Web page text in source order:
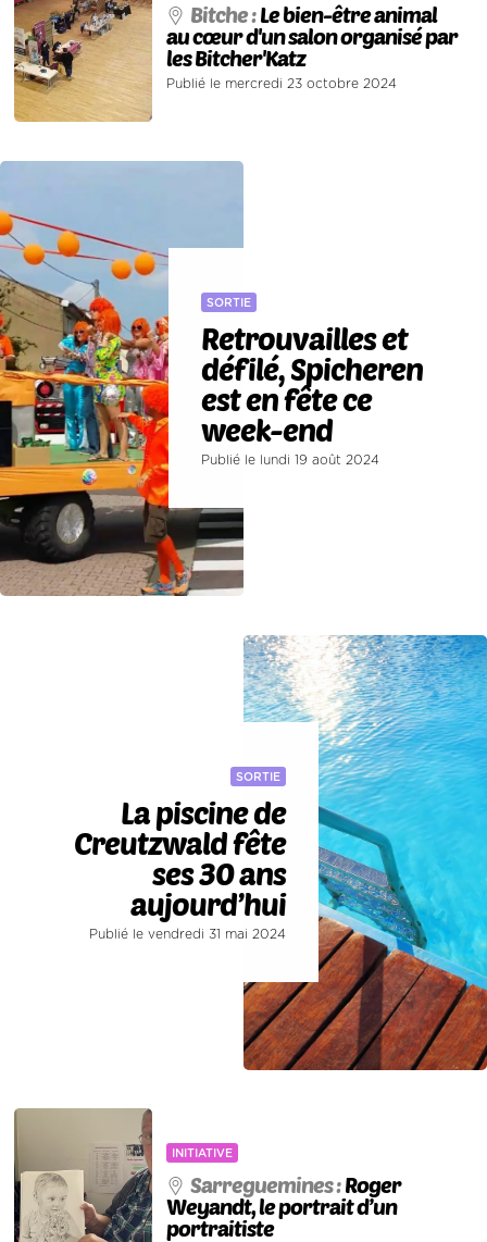
Bitche :Le bien-être animal
au cœur d'un salon organisé par
les Bitcher'Katz
Publié le mercredi 23 octobre 2024
SORTIE
Retrouvailles et
défilé, Spicheren
est en fête ce
week-end
Publié le lundi 19 août 2024
SORTIE
La piscine de
Creutzwald fête
ses 30 ans
aujourd’hui
Publié le vendredi 31 mai 2024
INITIATIVE
Sarreguemines :Roger
Weyandt, le portrait d’un
portraitiste